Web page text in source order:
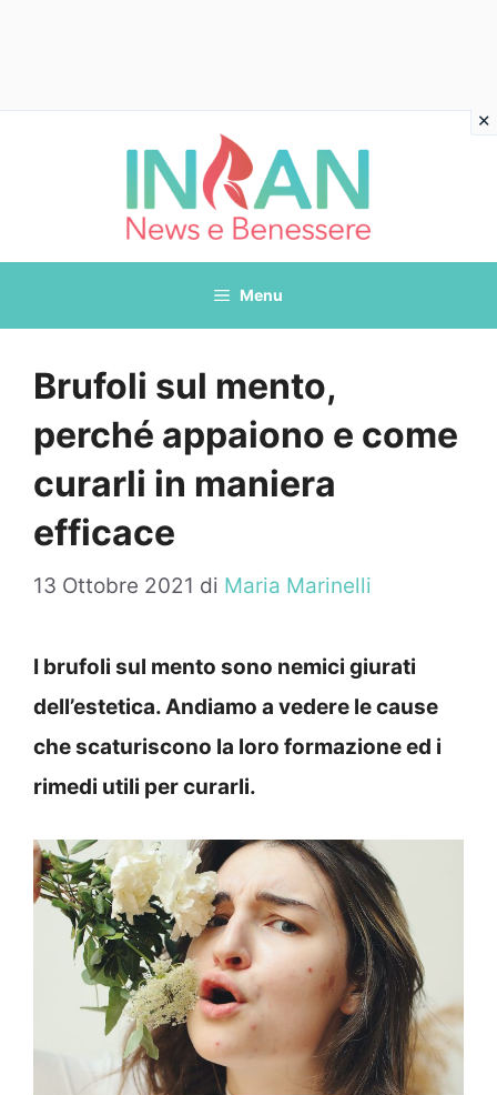
Menu
Brufoli sul mento,
perché appaiono e come
curarli in maniera
efficace
13 Ottobre 2021 di Maria Marinelli
I brufoli sul mento sono nemici giurati
dell’estetica. Andiamo a vedere le cause
che scaturiscono la loro formazione ed i
rimedi utili per curarli.